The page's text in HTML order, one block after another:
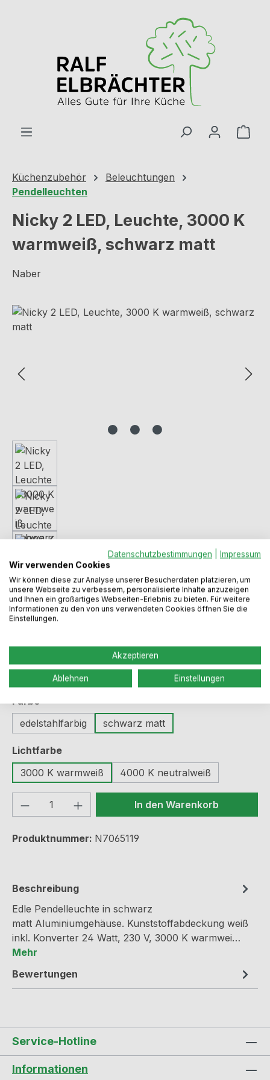
Küchenzubehör
Beleuchtungen
Pendelleuchten
Nicky 2 LED, Leuchte, 3000 K
warmweiß, schwarz matt
Naber
Bildergalerie überspringen
Regulärer Preis:
135,49 €
Sofort verfügbar, Lieferzeit: 2-5 Werktage
Farbe
edelstahlfarbig
schwarz matt
Lichtfarbeauswählen
3000 K warmweiß
4000 K neutralweiß
Produkt Anzahl: Gib denIn den Warenkorb
Produktnummer: N7065119
Beschreibung
Edle Pendelleuchte in schwarz
matt Aluminiumgehäuse. Kunststoffabdeckung weiß
inkl. Konverter 24 Watt, 230 V, 3000 K warmwei…
Mehr
Bewertungen
Service-Hotline
Informationen
Datenschutzbestimmungen
Impressum
Wir verwenden Cookies
Wir können diese zur Analyse unserer Besucherdaten platzieren, um
unsere Webseite zu verbessern, personalisierte Inhalte anzuzeigen
und Ihnen ein großartiges Webseiten-Erlebnis zu bieten. Für weitere
Informationen zu den von uns verwendeten Cookies öffnen Sie die
Einstellungen.
Akzeptieren
Ablehnen Einstellungen